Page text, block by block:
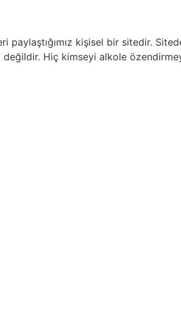
kişisel bir sitedir.
değildir. Hiç kimseyi alkole